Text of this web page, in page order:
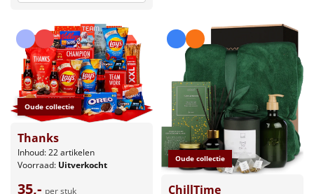
Oude collectie
Thanks
Inhoud: 22 artikelen
Voorraad: Uitverkocht
35,- per stuk
Oude collectie
ChillTime